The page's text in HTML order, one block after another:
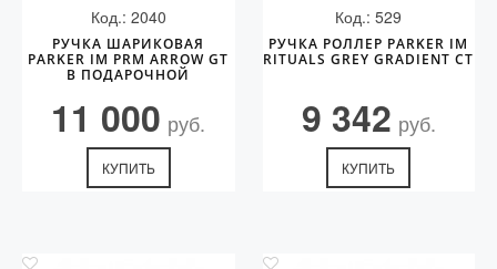
Код.: 2040
РУЧКА ШАРИКОВАЯ
PARKER IM PRM ARROW GT
В ПОДАРОЧНОЙ
BLUE
11 000 руб.
КУПИТЬ
Код.: 529
РУЧКА РОЛЛЕР PARKER IM
RITUALS GREY GRADIENT CT
9 342 руб.
КУПИТЬ